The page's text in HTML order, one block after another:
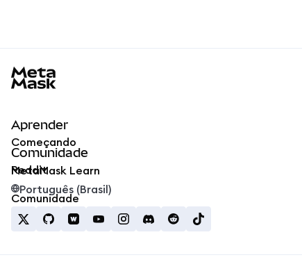
Aprender
Começando
MetaMask Learn
Comunidade
Reddit
Comunidade
Português (Brasil)